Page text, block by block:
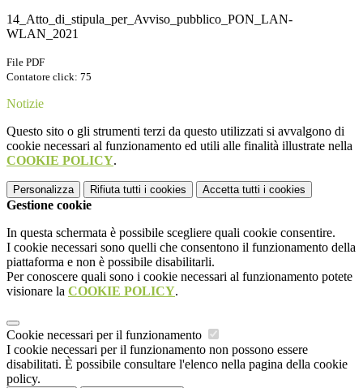
14_Atto_di_stipula_per_Avviso_pubblico_PON_LAN-
WLAN_2021
File PDF
Contatore click: 75
Notizie
Questo sito o gli strumenti terzi da questo utilizzati si avvalgono di
cookie necessari al funzionamento ed utili alle finalità illustrate nella
COOKIE POLICY.
Personalizza Rifiuta tutti i cookies Accetta tutti i cookies
Gestione cookie
In questa schermata è possibile scegliere quali cookie consentire.
I cookie necessari sono quelli che consentono il funzionamento della
piattaforma e non è possibile disabilitarli.
Per conoscere quali sono i cookie necessari al funzionamento potete
visionare la COOKIE POLICY.
Cookie necessari per il funzionamento
I cookie necessari per il funzionamento non possono essere
disabilitati. È possibile consultare l'elenco nella pagina della cookie
policy.